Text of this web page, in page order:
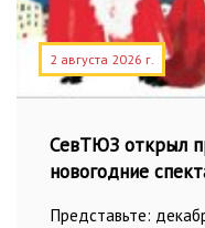
2 августа 2026 г.
СевТЮЗ открыл
новогодние
Представьте: